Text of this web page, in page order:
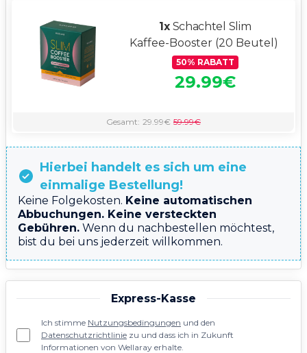
1x Schachtel Slim
Kaffee-Booster (20 Beutel)
50% RABATT
29.99€
Gesamt: 29.99€ 59.99€
Hierbei handelt es sich um eine
einmalige Bestellung!
Keine Folgekosten. Keine automatischen
Abbuchungen. Keine versteckten
Gebühren. Wenn du nachbestellen möchtest,
bist du bei uns jederzeit willkommen.
Express-Kasse
Ich stimme Nutzungsbedingungen und den
Datenschutzrichtlinie zu und dass ich in Zukunft
Informationen von Wellaray erhalte.